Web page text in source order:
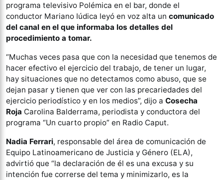
programa televisivo Polémica en el bar, donde el
conductor Mariano Iúdica leyó en voz alta un comunicado
del canal en el que informaba los detalles del
procedimiento a tomar.
“Muchas veces pasa que con la necesidad que tenemos de
hacer efectivo el ejercicio del trabajo, de tener un lugar,
hay situaciones que no detectamos como abuso, que se
dejan pasar y tienen que ver con las precariedades del
ejercicio periodístico y en los medios”, dijo a Cosecha
Roja Carolina Balderrama, periodista y conductora del
programa “Un cuarto propio” en Radio Caput.
Nadia Ferrari, responsable del área de comunicación de
Equipo Latinoamericano de Justicia y Género (ELA),
advirtió que “la declaración de él es una excusa y su
intención fue correrse del tema y minimizarlo, es la